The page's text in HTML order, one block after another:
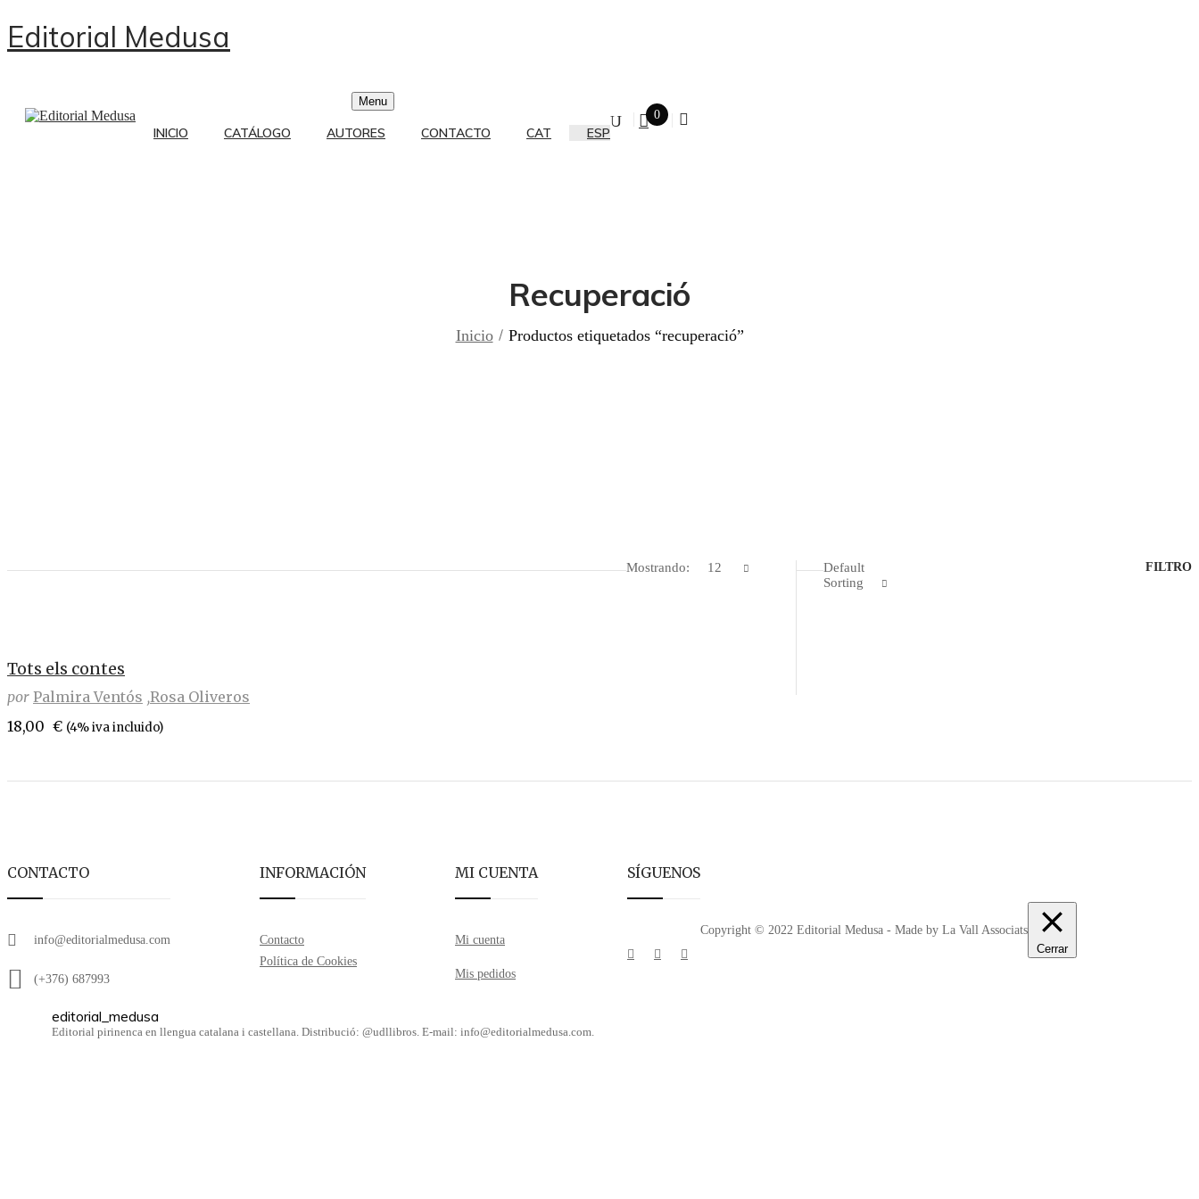
Editorial Medusa
Menu
INICIO CATÁLOGO AUTORES CONTACTO CAT ESP
0
Recuperació
Inicio Productos etiquetados “recuperació”
FILTRO
Default
Sorting
Mostrando: 12
Tots els contes
por Palmira Ventós Rosa Oliveros
18,00 € (4% iva incluido)
CONTACTO
info@editorialmedusa.com
(+376) 687993
INFORMACIÓN
Contacto
Política de Cookies
MI CUENTA
Mi cuenta
Mis pedidos
SÍGUENOS
Copyright © 2022 Editorial Medusa - Made by La Vall Associats
editorial_medusa
Editorial pirinenca en llengua catalana i castellana. Distribució: @udllibros. E-mail: info@editorialmedusa.com.
Cerrar